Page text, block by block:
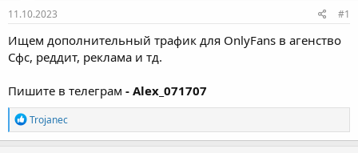
е
м
ы
л
11.10.2023 #1
Ищем дополнительный трафик для OnlyFans в агенство
Сфс, реддит, реклама и тд.
Пишите в телеграм - Alex_071707
Р
е
а
Trojanec